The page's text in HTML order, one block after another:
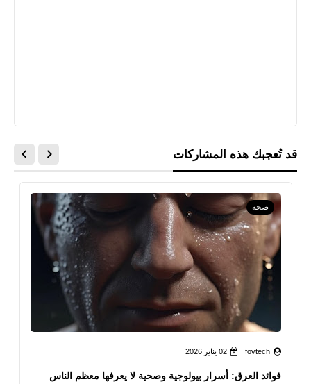
قد تُعجبك هذه المشاركات
صحة
fovtech 02 يناير 2026
فوائد العرق: أسرار بيولوجية وصحية لا يعرفها معظم الناس